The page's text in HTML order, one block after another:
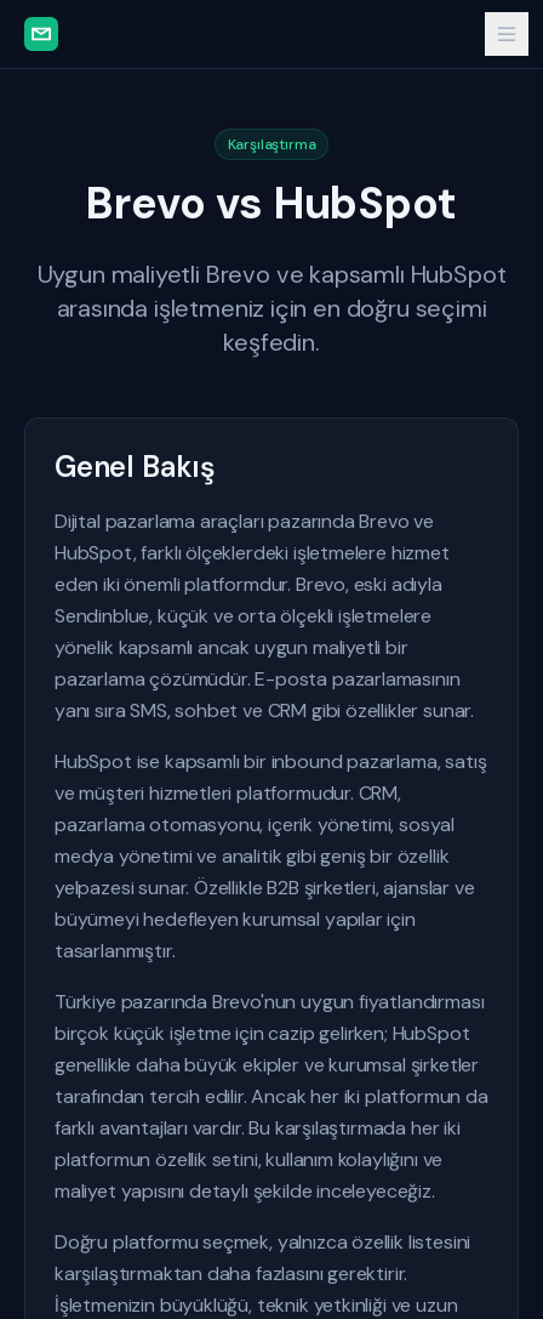
Karşılaştırma
Brevo vs HubSpot
Uygun maliyetli Brevo ve kapsamlı HubSpot
arasında işletmeniz için en doğru seçimi
keşfedin.
Genel Bakış
Dijital pazarlama araçları pazarında Brevo ve
HubSpot, farklı ölçeklerdeki işletmelere hizmet
eden iki önemli platformdur. Brevo, eski adıyla
Sendinblue, küçük ve orta ölçekli işletmelere
yönelik kapsamlı ancak uygun maliyetli bir
pazarlama çözümüdür. E-posta pazarlamasının
yanı sıra SMS, sohbet ve CRM gibi özellikler sunar.
HubSpot ise kapsamlı bir inbound pazarlama, satış
ve müşteri hizmetleri platformudur. CRM,
pazarlama otomasyonu, içerik yönetimi, sosyal
medya yönetimi ve analitik gibi geniş bir özellik
yelpazesi sunar. Özellikle B2B şirketleri, ajanslar ve
büyümeyi hedefleyen kurumsal yapılar için
tasarlanmıştır.
Türkiye pazarında Brevo'nun uygun fiyatlandırması
birçok küçük işletme için cazip gelirken; HubSpot
genellikle daha büyük ekipler ve kurumsal şirketler
tarafından tercih edilir. Ancak her iki platformun da
farklı avantajları vardır. Bu karşılaştırmada her iki
platformun özellik setini, kullanım kolaylığını ve
maliyet yapısını detaylı şekilde inceleyeceğiz.
Doğru platformu seçmek, yalnızca özellik listesini
karşılaştırmaktan daha fazlasını gerektirir.
İşletmenizin büyüklüğü, teknik yetkinliği ve uzun